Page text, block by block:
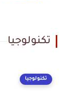
تكنولوجيا
تكنولوجيا